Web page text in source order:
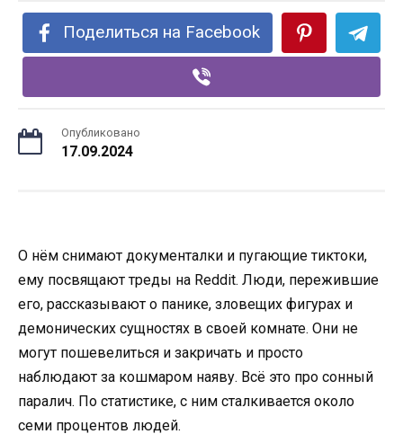
Поделиться на Facebook
Опубликовано
17.09.2024
О нём снимают документалки и пугающие тиктоки,
ему посвящают треды на Reddit. Люди, пережившие
его, рассказывают о панике, зловещих фигурах и
демонических сущностях в своей комнате. Они не
могут пошевелиться и закричать и просто
наблюдают за кошмаром наяву. Всё это про сонный
паралич. По статистике, с ним сталкивается около
семи процентов людей.